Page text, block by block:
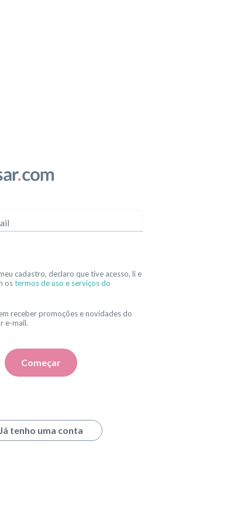
cadastro, declaro que tive acesso, li e
ostermos de uso e serviços do
receber promoções e novidades do
e-mail.
Começar
Já tenho uma conta